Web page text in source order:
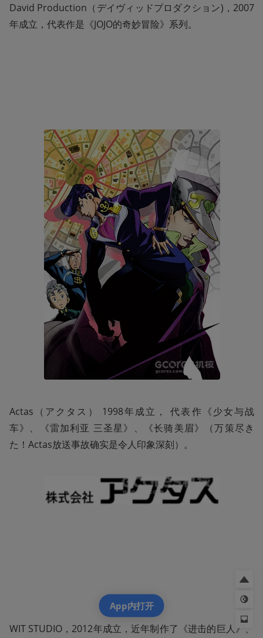
David Production（デイヴィッドプロダクション)，2007
年成立，代表作是《JOJO的奇妙冒险》系列。
Actas（アクタス） 1998年成立， 代表作《少女与战
车》、《雷加利亚 三圣星》、《长骑美眉》（万策尽き
た！Actas放送事故确实是令人印象深刻）。
WIT STUDIO，2012年成立，近年制作了《进击的巨人》、
App内打开